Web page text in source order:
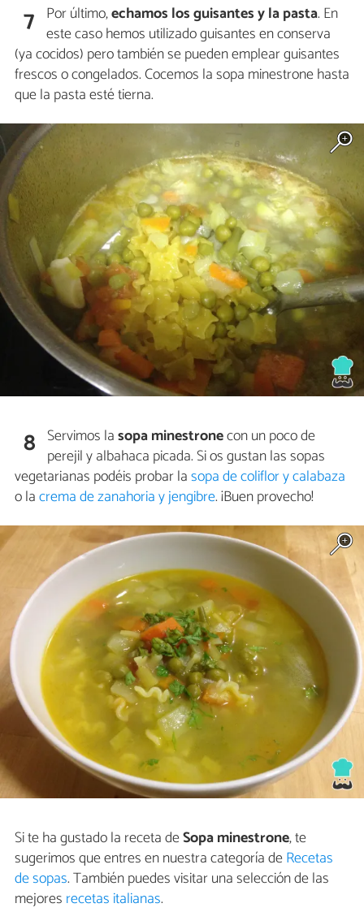
7 Por último,echamos los guisantes y la pasta. En
este caso hemos utilizado guisantes en conserva
(ya cocidos) pero también se pueden emplear guisantes
frescos o congelados. Cocemos la sopa minestrone hasta
que la pasta esté tierna.
8 Servimos lasopa minestronecon un poco de
perejil y albahaca picada. Si os gustan las sopas
vegetarianas podéis probar lasopa de coliflor y calabaza
o lacrema de zanahoria y jengibre. ¡Buen provecho!
Si te ha gustado la receta deSopa minestrone, te
sugerimos que entres en nuestra categoría deRecetas
de sopas. También puedes visitar una selección de las
mejores recetas italianas.